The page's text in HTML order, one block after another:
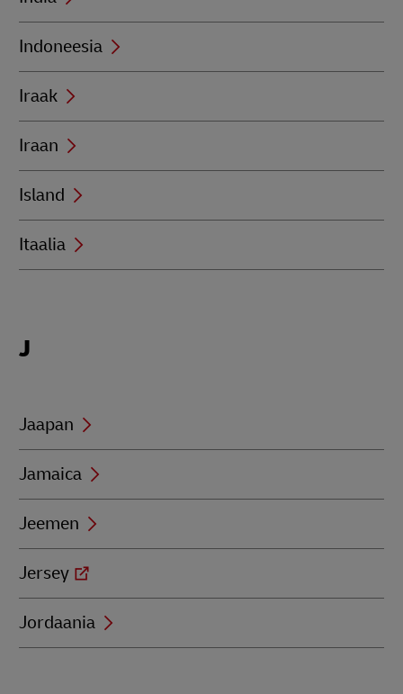
Indoneesia
Iraak
Iraan
Island
Itaalia
beginning
J
Jaapan
Jamaica
Jeemen
Jersey
Jordaania